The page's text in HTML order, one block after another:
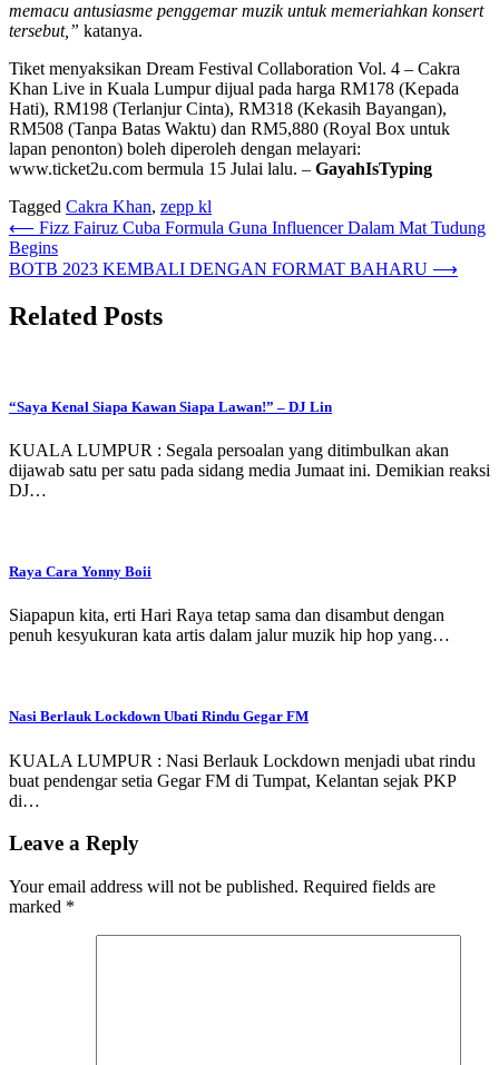
memacu antusiasme penggemar muzik untuk memeriahkan konsert
tersebut,” katanya.
Tiket menyaksikan Dream Festival Collaboration Vol. 4 – Cakra
Khan Live in Kuala Lumpur dijual pada harga RM178 (Kepada
Hati), RM198 (Terlanjur Cinta), RM318 (Kekasih Bayangan),
RM508 (Tanpa Batas Waktu) dan RM5,880 (Royal Box untuk
lapan penonton) boleh diperoleh dengan melayari:
www.ticket2u.com bermula 15 Julai lalu. – GayahIsTyping
Tagged Cakra Khan, zepp kl
Post
navigation
⟵ Fizz Fairuz Cuba Formula Guna Influencer Dalam Mat Tudung
Begins
BOTB 2023 KEMBALI DENGAN FORMAT BAHARU ⟶
Related Posts
“Saya Kenal Siapa Kawan Siapa Lawan!” – DJ Lin
KUALA LUMPUR : Segala persoalan yang ditimbulkan akan
dijawab satu per satu pada sidang media Jumaat ini. Demikian reaksi
DJ…
Raya Cara Yonny Boii
Siapapun kita, erti Hari Raya tetap sama dan disambut dengan
penuh kesyukuran kata artis dalam jalur muzik hip hop yang…
Nasi Berlauk Lockdown Ubati Rindu Gegar FM
KUALA LUMPUR : Nasi Berlauk Lockdown menjadi ubat rindu
buat pendengar setia Gegar FM di Tumpat, Kelantan sejak PKP
di…
Leave a Reply
Your email address will not be published. Required fields are
marked *